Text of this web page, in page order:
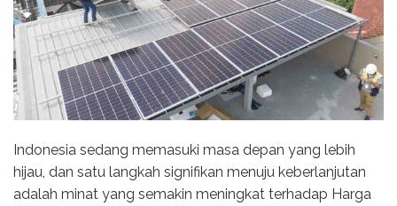
Indonesia sedang memasuki masa depan yang lebih
hijau, dan satu langkah signifikan menuju keberlanjutan
adalah minat yang semakin meningkat terhadap Harga